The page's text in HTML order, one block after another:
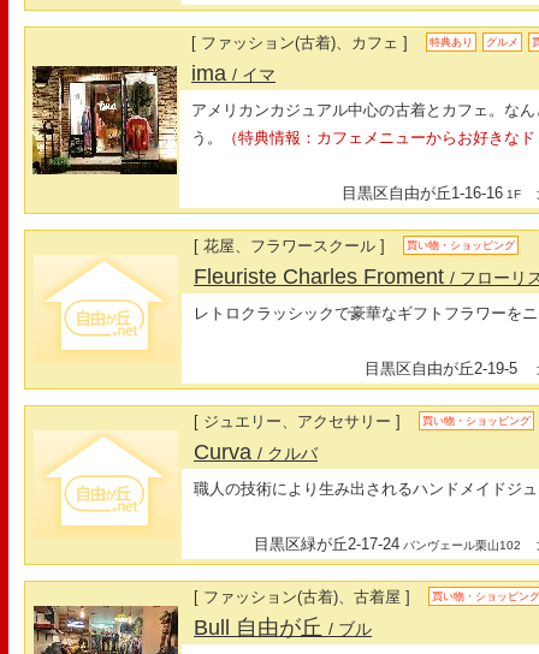
[ ファッション(古着)、カフェ ] 特典あり グルメ
ima/ イマ
アメリカンカジュアル中心の古着とカフェ。な
う。
（特典情報：カフェメニューからお好きな
目黒区自由が丘1-16-16 1F
[ 花屋、フラワースクール ] 買い物・ショッピング
Fleuriste Charles Froment/ フローリ
レトロクラッシックで豪華なギフトフラワーを
目黒区自由が丘2-19-5
[ ジュエリー、アクセサリー ] 買い物・ショッピング
Curva/ クルバ
職人の技術により生み出されるハンドメイドジ
目黒区緑が丘2-17-24 バンヴェール栗山102
[ ファッション(古着)、古着屋 ] 買い物・ショッピン
Bull 自由が丘/ ブル